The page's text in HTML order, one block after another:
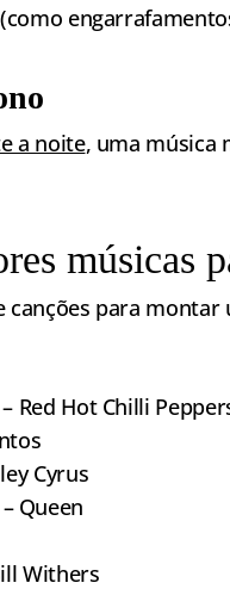
a noite, uma música
músicas
canções para
Red Hot Chilli
Cyrus
Queen
Withers